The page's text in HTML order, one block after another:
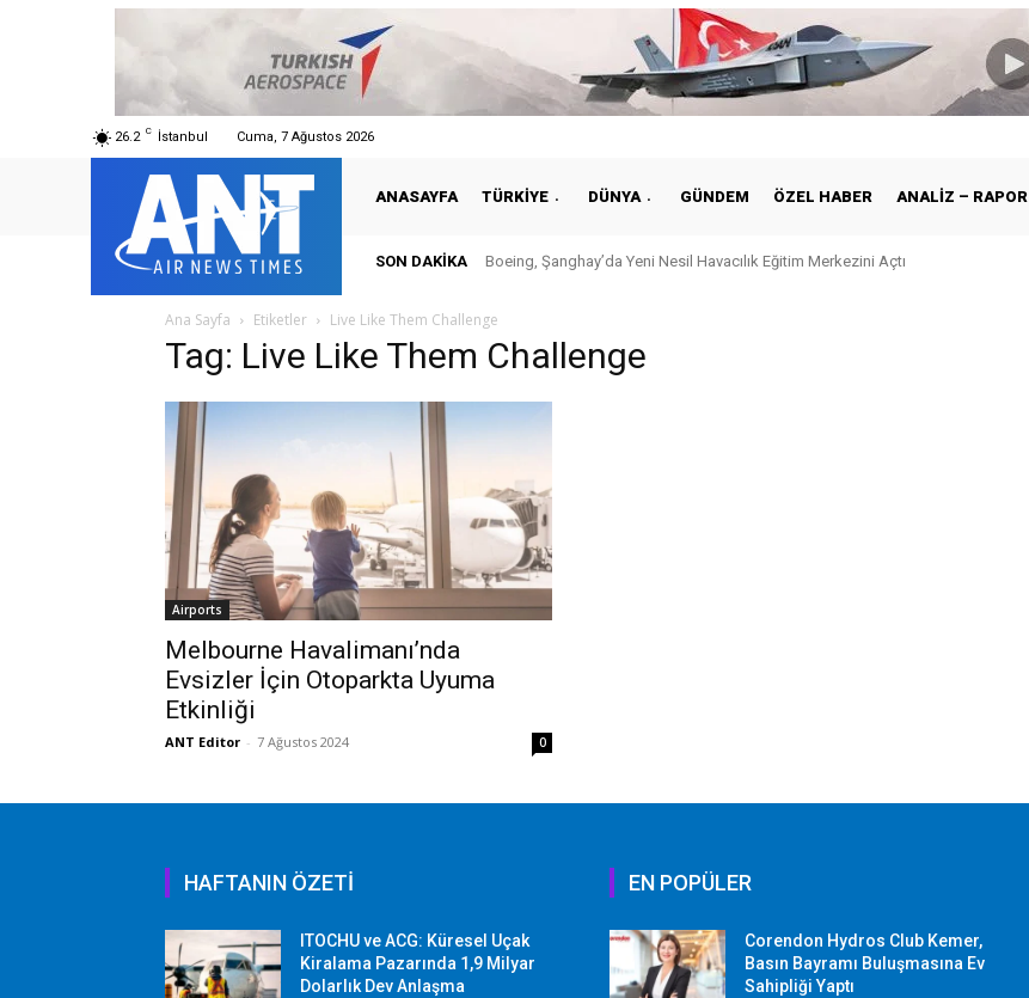
26.2 C İstanbul Cuma, 7 Ağustos 2026
ANASAYFA TÜRKIYE DÜNYA GÜNDEM ÖZEL HABER ANALIZ – RAPOR
SON DAKIKA Boeing, Şanghay’da Yeni Nesil Havacılık Eğitim Merkezini Açtı
Ana Sayfa Etiketler Live Like Them Challenge
Tag: Live Like Them Challenge
Airports
Melbourne Havalimanı’nda
Evsizler İçin Otoparkta Uyuma
Etkinliği
ANT Editor - 7 Ağustos 2024 0
HAFTANIN ÖZETİ
ITOCHU ve ACG: Küresel Uçak
Kiralama Pazarında 1,9 Milyar
Dolarlık Dev Anlaşma
EN POPÜLER
Corendon Hydros Club Kemer,
Basın Bayramı Buluşmasına Ev
Sahipliği Yaptı